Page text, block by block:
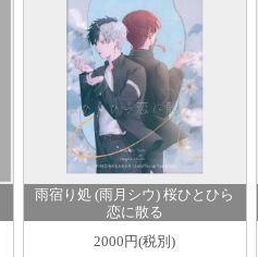
雨宿り処 (雨月シウ) 桜ひとひら
恋に散る
2000円(税別)